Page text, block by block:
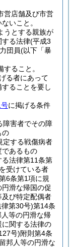
営店舗及び市営
いこと。
うとする親族が
する法律(平成3
団員(以下「暴
ること。
る者にあって
ることを要し
に掲げる条件
障害者でその障
の
定する戦傷病者
であるもの
る法律第11条第
受けている者
6条第1項に規
滑な帰国の促
び特定配偶者
第30号)第14条
等の円滑な帰
関する法律の
号)附則第4条
邦人等の円滑な